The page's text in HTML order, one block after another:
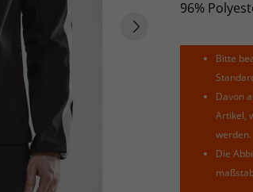
96%
Bitte
Davon
Artikel,
werden.
Die